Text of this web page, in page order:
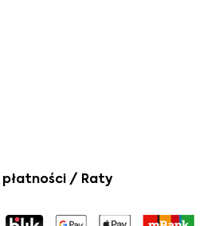
/ Raty